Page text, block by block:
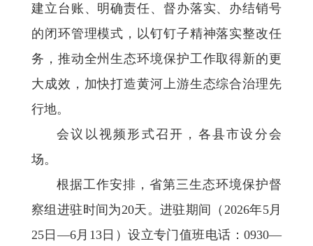
建立台账、明确责任、督办落实、办结销号
的闭环管理模式，以钉钉子精神落实整改任
务，推动全州生态环境保护工作取得新的更
大成效，加快打造黄河上游生态综合治理先
行地。
会议以视频形式召开，各县市设分会
场。
根据工作安排，省第三生态环境保护督
察组进驻时间为20天。进驻期间（2026年5月
25日—6月13日）设立专门值班电话：0930—